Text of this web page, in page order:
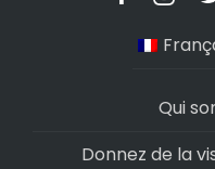
Qui
Donnez de la